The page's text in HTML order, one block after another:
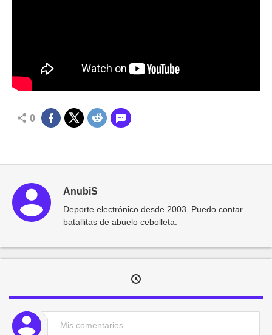
0
AnubiS
Deporte electrónico desde 2003. Puedo contar
batallitas de abuelo cebolleta.